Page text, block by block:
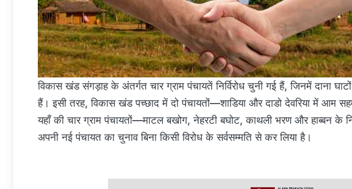
विकास खंड संगड़ाह के अंतर्गत चार ग्राम पंचायतें निर्विरोध चुनी गई हैं, जिनमें दाना
हैं। इसी तरह, विकास खंड पच्छाद में दो पंचायतों—शाडिया और दाडो देवरिया में आम
यहाँ की चार ग्राम पंचायतों—माटल बखोग, नेहरटी बघोट, काथली भरण और हाब्बन के
अपनी नई पंचायत का चुनाव बिना किसी विरोध के सर्वसम्मति से कर लिया है।